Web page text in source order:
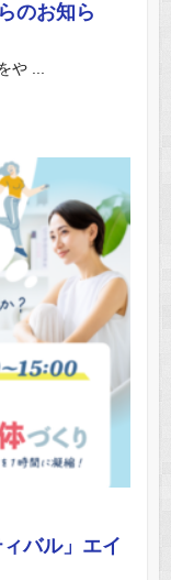
のお知ら
や ...
バル」エイ